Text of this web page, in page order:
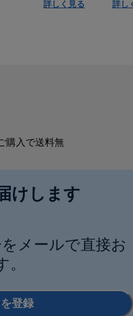
詳しく見る 詳し
購入で送料無
けします
メールで直接お
。
登録